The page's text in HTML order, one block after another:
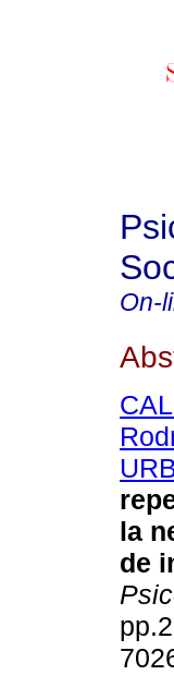
On-
la
de